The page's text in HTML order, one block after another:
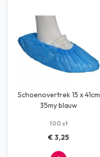
Schoenovertrek 15 x 41cm
35my blauw
100 st
€ 3,25